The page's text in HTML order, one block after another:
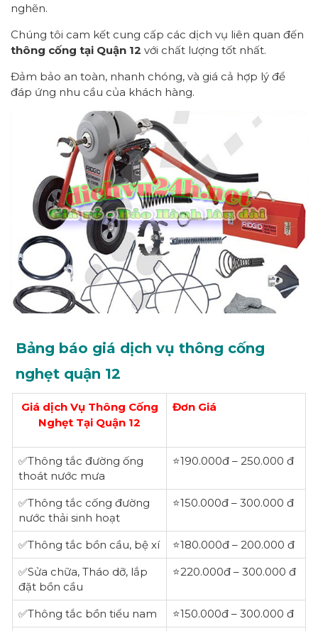
nghẽn.
Chúng tôi cam kết cung cấp các dịch vụ liên quan đến
thông cống tại Quận 12 với chất lượng tốt nhất.
Đảm bảo an toàn, nhanh chóng, và giá cả hợp lý để
đáp ứng nhu cầu của khách hàng.
Bảng báo giá dịch vụ thông cống
nghẹt quận 12
Giá dịch Vụ Thông Cống
Nghẹt Tại Quận 12
Đơn Giá
‎✅Thông tắc đường ống
thoát nước mưa
⭐190.000đ – 250.000 đ
‎✅Thông tắc cống đường
nước thải sinh hoạt
⭐150.000đ – 300.000 đ
‎✅Thông tắc bồn cầu, bệ xí
⭐180.000đ – 200.000 đ
‎✅Sửa chữa, Tháo dỡ, lắp
đặt bồn cầu
⭐220.000đ – 300.000 đ
‎✅Thông tắc bồn tiểu nam
⭐150.000đ – 300.000 đ